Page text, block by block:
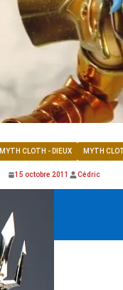
MYTH CLOTH - DIEUX MYTH
15 octobre 2011 Cédric